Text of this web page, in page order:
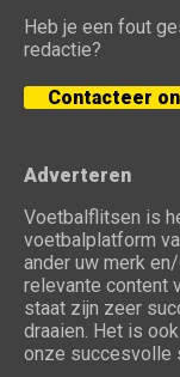
Heb je een fout
redactie?
Contacteer
Adverteren
Voetbalflitsen is
voetbalplatform
ander uw merk
relevante content
staat zijn zeer
draaien. Het is
onze succesvolle